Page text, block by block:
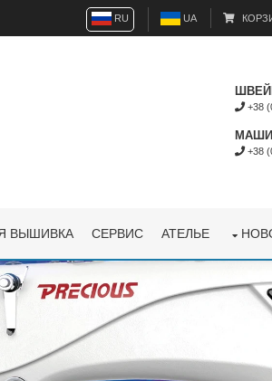
RU UA
+38
+38
ВЫШИВКА СЕРВИС АТЕЛЬЕ